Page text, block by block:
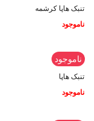
تنبک هاپا کرشمه
ناموجود
ناموجود
تنبک هاپا
ناموجود